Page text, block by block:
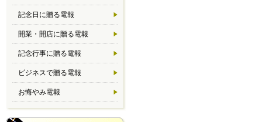
記念日に贈る電報
開業・開店に贈る電報
記念行事に贈る電報
ビジネスで贈る電報
お悔やみ電報